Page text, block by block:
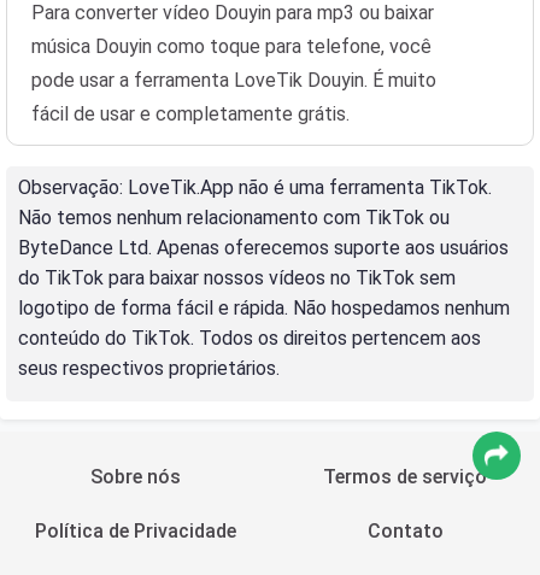
Para converter vídeo Douyin para mp3 ou baixar
música Douyin como toque para telefone, você
pode usar a ferramenta LoveTik Douyin. É muito
fácil de usar e completamente grátis.
Observação: LoveTik.App não é uma ferramenta TikTok.
Não temos nenhum relacionamento com TikTok ou
ByteDance Ltd. Apenas oferecemos suporte aos usuários
do TikTok para baixar nossos vídeos no TikTok sem
logotipo de forma fácil e rápida. Não hospedamos nenhum
conteúdo do TikTok. Todos os direitos pertencem aos
seus respectivos proprietários.
Sobre nós Termos de serviço
Política de Privacidade Contato